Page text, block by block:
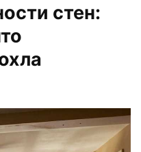
стен: